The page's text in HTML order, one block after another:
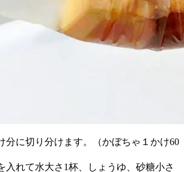
分に切り分けます。（かぼちゃ１かけ60
入れて水大さ1杯、しょうゆ、砂糖小さ